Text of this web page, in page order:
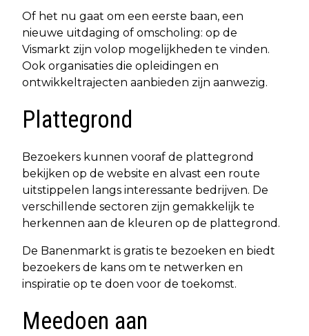
Of het nu gaat om een eerste baan, een
nieuwe uitdaging of omscholing: op de
Vismarkt zijn volop mogelijkheden te vinden.
Ook organisaties die opleidingen en
ontwikkeltrajecten aanbieden zijn aanwezig.
Plattegrond
Bezoekers kunnen vooraf de plattegrond
bekijken op de website en alvast een route
uitstippelen langs interessante bedrijven. De
verschillende sectoren zijn gemakkelijk te
herkennen aan de kleuren op de plattegrond.
De Banenmarkt is gratis te bezoeken en biedt
bezoekers de kans om te netwerken en
inspiratie op te doen voor de toekomst.
Meedoen aan